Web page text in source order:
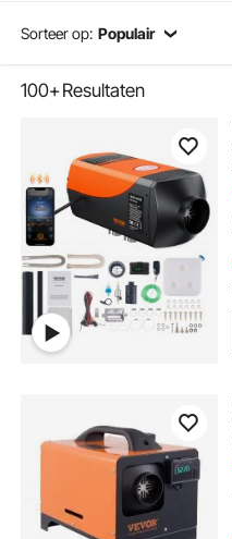
Sorteer op: Populair
100+Resultaten